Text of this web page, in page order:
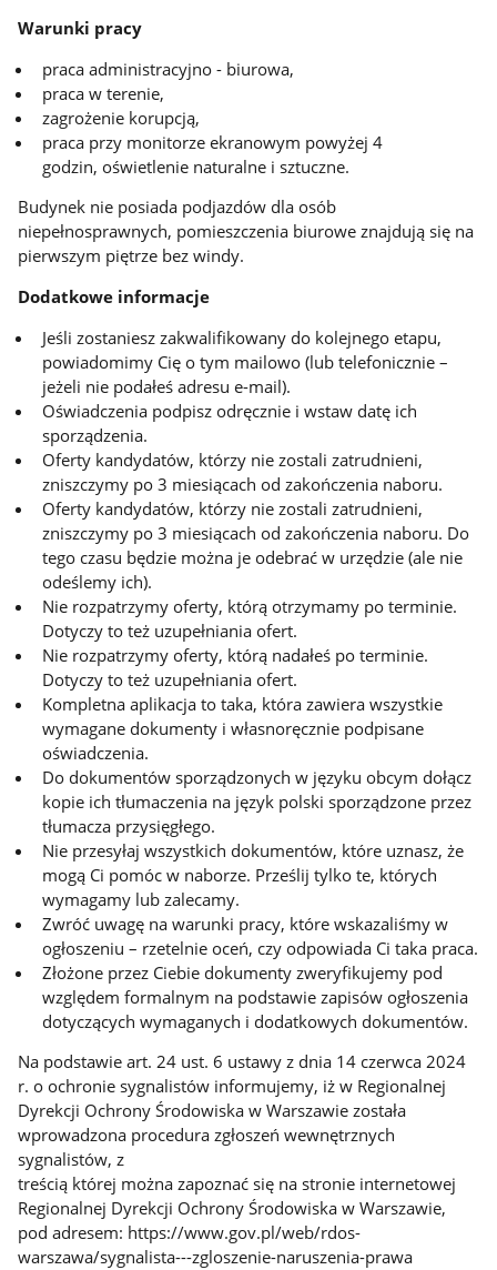
Warunki pracy
praca administracyjno - biurowa,
praca w terenie,
zagrożenie korupcją,
praca przy monitorze ekranowym powyżej 4
godzin, oświetlenie naturalne i sztuczne.
Budynek nie posiada podjazdów dla osób
niepełnosprawnych, pomieszczenia biurowe znajdują się na
pierwszym piętrze bez windy.
Dodatkowe informacje
Jeśli zostaniesz zakwalifikowany do kolejnego etapu,
powiadomimy Cię o tym mailowo (lub telefonicznie –
jeżeli nie podałeś adresu e-mail).
Oświadczenia podpisz odręcznie i wstaw datę ich
sporządzenia.
Oferty kandydatów, którzy nie zostali zatrudnieni,
zniszczymy po 3 miesiącach od zakończenia naboru.
Oferty kandydatów, którzy nie zostali zatrudnieni,
zniszczymy po 3 miesiącach od zakończenia naboru. Do
tego czasu będzie można je odebrać w urzędzie (ale nie
odeślemy ich).
Nie rozpatrzymy oferty, którą otrzymamy po terminie.
Dotyczy to też uzupełniania ofert.
Nie rozpatrzymy oferty, którą nadałeś po terminie.
Dotyczy to też uzupełniania ofert.
Kompletna aplikacja to taka, która zawiera wszystkie
wymagane dokumenty i własnoręcznie podpisane
oświadczenia.
Do dokumentów sporządzonych w języku obcym dołącz
kopie ich tłumaczenia na język polski sporządzone przez
tłumacza przysięgłego.
Nie przesyłaj wszystkich dokumentów, które uznasz, że
mogą Ci pomóc w naborze. Prześlij tylko te, których
wymagamy lub zalecamy.
Zwróć uwagę na warunki pracy, które wskazaliśmy w
ogłoszeniu – rzetelnie oceń, czy odpowiada Ci taka praca.
Złożone przez Ciebie dokumenty zweryfikujemy pod
względem formalnym na podstawie zapisów ogłoszenia
dotyczących wymaganych i dodatkowych dokumentów.
Na podstawie art. 24 ust. 6 ustawy z dnia 14 czerwca 2024
r. o ochronie sygnalistów informujemy, iż w Regionalnej
Dyrekcji Ochrony Środowiska w Warszawie została
wprowadzona procedura zgłoszeń wewnętrznych
sygnalistów, z
treścią której można zapoznać się na stronie internetowej
Regionalnej Dyrekcji Ochrony Środowiska w Warszawie,
pod adresem: https://www.gov.pl/web/rdos-
warszawa/sygnalista---zgloszenie-naruszenia-prawa